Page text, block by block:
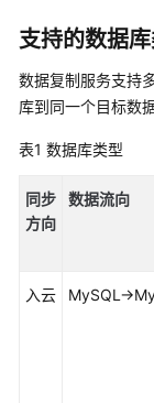
计
费
说
明
速
入
用
支持的数据
数据复制服务支持
库到同一个目标数
表1 数据库类型
同步
方向
数据流向
入云 MySQL-